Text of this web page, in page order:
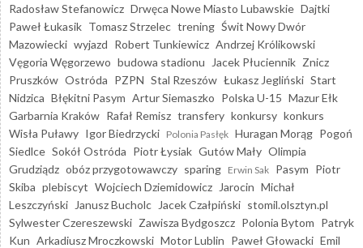
Radosław Stefanowicz Drwęca Nowe Miasto Lubawskie Dajtki
Paweł Łukasik Tomasz Strzelec trening Świt Nowy Dwór
Mazowiecki wyjazd Robert Tunkiewicz Andrzej Królikowski
Vęgoria Węgorzewo budowa stadionu Jacek Płuciennik Znicz
Pruszków Ostróda PZPN Stal Rzeszów Łukasz Jegliński Start
Nidzica Błękitni Pasym Artur Siemaszko Polska U-15 Mazur Ełk
Garbarnia Kraków Rafał Remisz transfery konkursy konkurs
Wisła Puławy Igor Biedrzycki Polonia Pasłęk Huragan Morąg Pogoń
Siedlce Sokół Ostróda Piotr Łysiak Gutów Mały Olimpia
Grudziądz obóz przygotowawczy sparing Erwin Sak Pasym Piotr
Skiba plebiscyt Wojciech Dziemidowicz Jarocin Michał
Leszczyński
Janusz Bucholc Jacek Czałpiński stomil.olsztyn.pl
Sylwester Czereszewski Zawisza Bydgoszcz Polonia Bytom Patryk
Kun Arkadiusz Mroczkowski Motor Lublin Paweł Głowacki Emil